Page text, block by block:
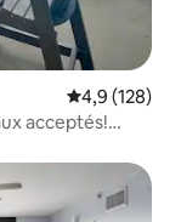
Note
4,9 (128)
acceptés!